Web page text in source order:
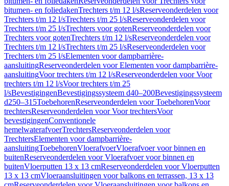
bitumen- en foliedakenTrechters t/m 12 l/sReserveonderdelen voor
Trechters t/m 12 l/sTrechters t/m 25 l/sReserveonderdelen voor
Trechters t/m 25 l/sTrechters voor gotenReserveonderdelen voor
Trechters voor gotenTrechters t/m 12 l/sReserveonderdelen voor
Trechters t/m 12 l/sTrechters t/m 25 l/sReserveonderdelen voor
Trechters t/m 25 l/sElementen voor dampbarrière-
aansluitingReserveonderdelen voor Elementen voor dampbarrière-
aansluitingVoor trechters t/m 12 l/sReserveonderdelen voor Voor
trechters t/m 12 l/sVoor trechters t/m 25
l/sBevestigingenBevestigingssysteem d40–200Bevestigingssysteem
d250–315ToebehorenReserveonderdelen voor ToebehorenVoor
trechtersReserveonderdelen voor Voor trechtersVoor
bevestigingenConventionele
hemelwaterafvoerTrechtersReserveonderdelen voor
TrechtersElementen voor dampbarrière-
aansluitingToebehorenVloerafvoerVloerafvoer voor binnen en
buitenReserveonderdelen voor Vloerafvoer voor binnen en
buitenVloerputten 13 x 13 cmReserveonderdelen voor Vloerputten
13 x 13 cmVloeraansluitingen voor balkons en terrassen, 13 x 13